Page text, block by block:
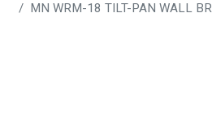
MN WRM-18 TILT-PAN WALL